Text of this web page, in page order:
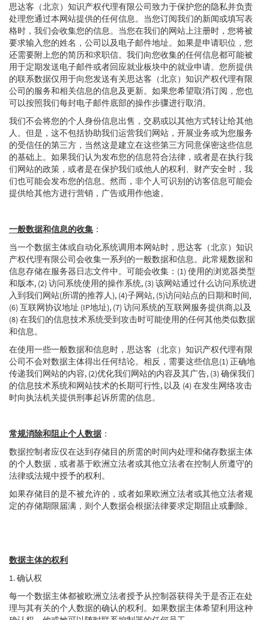
思达客（北京）知识产权代理有限公司致力于保护您的隐私并负责
处理您通过本网站提供的任何信息。当您订阅我们的新闻或填写表
格时，我们会收集您的信息。当您在我们的网站上注册时，您将被
要求输入您的姓名，公司以及电子邮件地址。如果是申请职位，您
还需要附上您的简历和求职信。我们向您收集的任何信息都可能被
用于定期发送电子邮件或者回应就业板块中的就业申请。您所提供
的联系数据仅用于向您发送有关思达客（北京）知识产权代理有限
公司的服务和相关信息的信息及更新。如果您希望取消订阅，您也
可以按照我们每封电子邮件底部的操作步骤进行取消。
我们不会将您的个人身份信息出售，交易或以其他方式转让给其他
人。但是，这不包括协助我们运营我们网站，开展业务或为您服务
的受信任的第三方，当然这是建立在这些第三方同意保密这些信息
的基础上。如果我们认为发布您的信息符合法律，或者是在执行我
们网站的政策，或者是在保护我们或他人的权利、财产安全时，我
们也可能会发布您的信息。然而，非个人可识别的访客信息可能会
提供给其他方进行营销，广告或用作他途。
一般数据和信息的收集 ：
当一个数据主体或自动化系统调用本网站时，思达客（北京）知识
产权代理有限公司会收集一系列的一般数据和信息。此常规数据和
信息存储在服务器日志文件中。可能会收集：(1) 使用的浏览器类型
和版本, (2) 访问系统使用的操作系统, (3) 该网站通过什么访问系统进
入到我们网站(所谓的推荐人), (4)子网站, (5)访问站点的日期和时间,
(6) 互联网协议地址 (IP地址), (7) 访问系统的互联网服务提供商,以及
(8) 在我们的信息技术系统受到攻击时可能使用的任何其他类似数据
和信息。
在使用一些一般数据和信息时，思达客（北京）知识产权代理有限
公司不会对数据主体得出任何结论。相反，需要这些信息(1) 正确地
传递我们网站的内容, (2)优化我们网站的内容及其广告, (3) 确保我们
的信息技术系统和网站技术的长期可行性, 以及 (4) 在发生网络攻击
时向执法机关提供刑事起诉所需的信息。
常规消除和阻止个人数据 ：
数据控制者应仅在达到存储目的所需的时间内处理和储存数据主体
的个人数据，或者基于欧洲立法者或其他立法者在控制人所遵守的
法律或法规中授予的权利。
如果存储目的是不被允许的，或者如果欧洲立法者或其他立法者规
定的存储期限届满，则个人数据会根据法律要求定期阻止或删除。
数据主体的权利
1. 确认权
每一个数据主体都被欧洲立法者授予从控制器获得关于是否正在处
理与其有关的个人数据的确认的权利。如果数据主体希望利用这种